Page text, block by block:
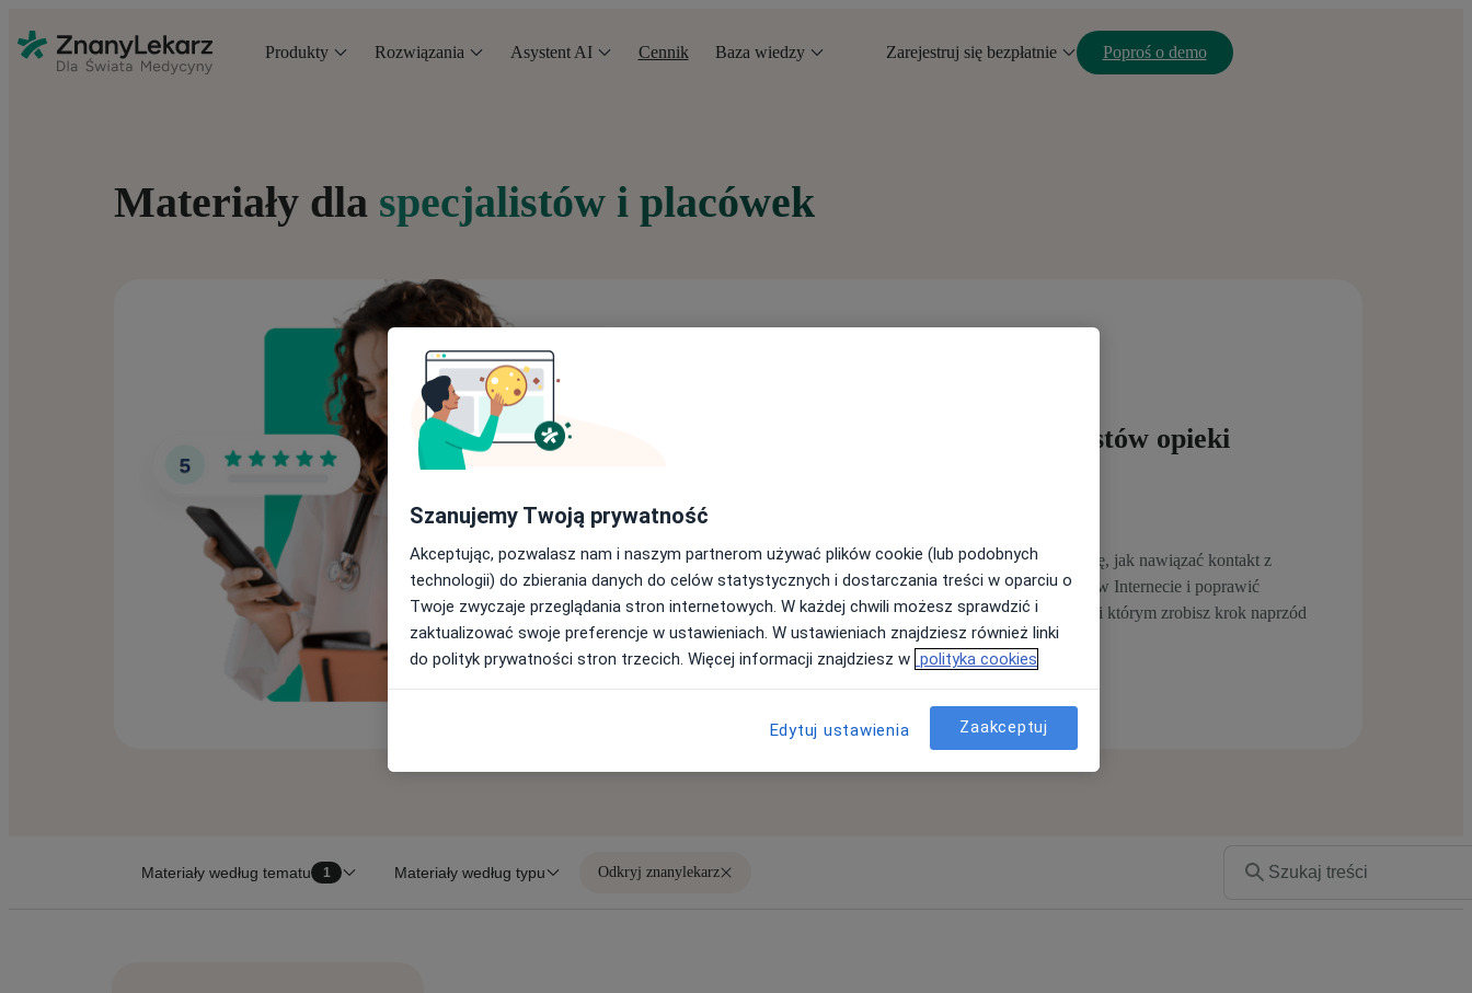
Produkty Rozwiązania Asystent AI Cennik Baza wiedzy Zarejestruj się bezpłatnie Poproś o demo
Materiały dla specjalistów i placówek
Kursy online dla profesjonalistów opieki
Zarejestruj się na nasze bezpłatne kursy. Dowiedz się, jak nawiązać kontakt z
większą liczbą pacjentów, być bardziej widocznym w Internecie i poprawić
wyniki swojej praktyki. Specjalistyczne treści, dzięki którym zrobisz krok naprzód
w swojej karierze.
Materiały według tematu 1 Materiały według typu Odkryj znanylekarz
Szanujemy Twoją prywatność
Akceptując, pozwalasz nam i naszym partnerom używać plików cookie (lub podobnych
technologii) do zbierania danych do celów statystycznych i dostarczania treści w oparciu o
Twoje zwyczaje przeglądania stron internetowych. W każdej chwili możesz sprawdzić i
zaktualizować swoje preferencje w ustawieniach. W ustawieniach znajdziesz również linki
do polityk prywatności stron trzecich. Więcej informacji znajdziesz w polityka cookies
Edytuj ustawienia Zaakceptuj